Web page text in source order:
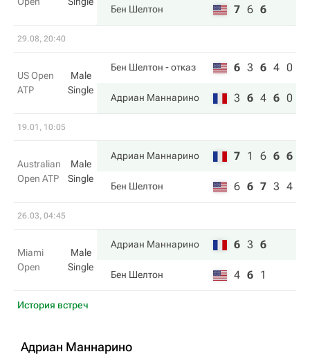
Бен Шелтон 7 6 6
29.08, 20:40
US Open
ATP
Male
Single
Бен Шелтон - отказ 6 3 6 4 0
Адриан Маннарино 3 6 4 6 0
19.01, 10:05
Australian
Open ATP
Male
Single
Адриан Маннарино 7 1 6 6 6
Бен Шелтон 6 6 7 3 4
26.03, 04:45
Miami
Open
Male
Single
Адриан Маннарино 6 3 6
Бен Шелтон 4 6 1
История встреч
Адриан Маннарино